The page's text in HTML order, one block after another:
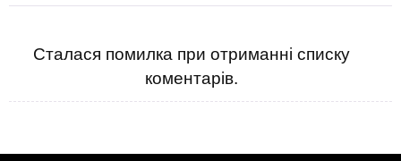
Сталася помилка при отриманні списку
коментарів.